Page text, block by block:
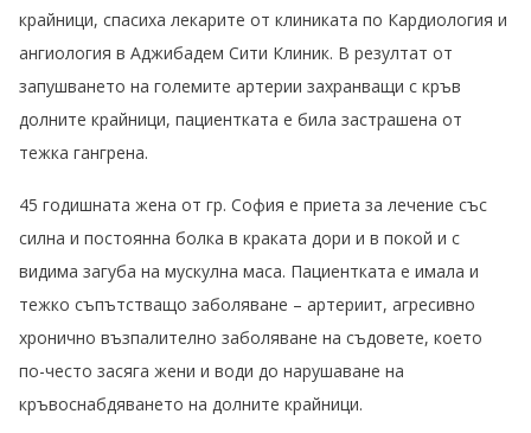
крайници, спасиха лекарите от клиниката по Кардиология и
ангиология в Аджибадем Сити Клиник. В резултат от
запушването на големите артерии захранващи с кръв
долните крайници, пациентката е била застрашена от
тежка гангрена.
45 годишната жена от гр. София е приета за лечение със
силна и постоянна болка в краката дори и в покой и с
видима загуба на мускулна маса. Пациентката е имала и
тежко съпътстващо заболяване – артериит, агресивно
хронично възпалително заболяване на съдовете, което
по-често засяга жени и води до нарушаване на
кръвоснабдяването на долните крайници.